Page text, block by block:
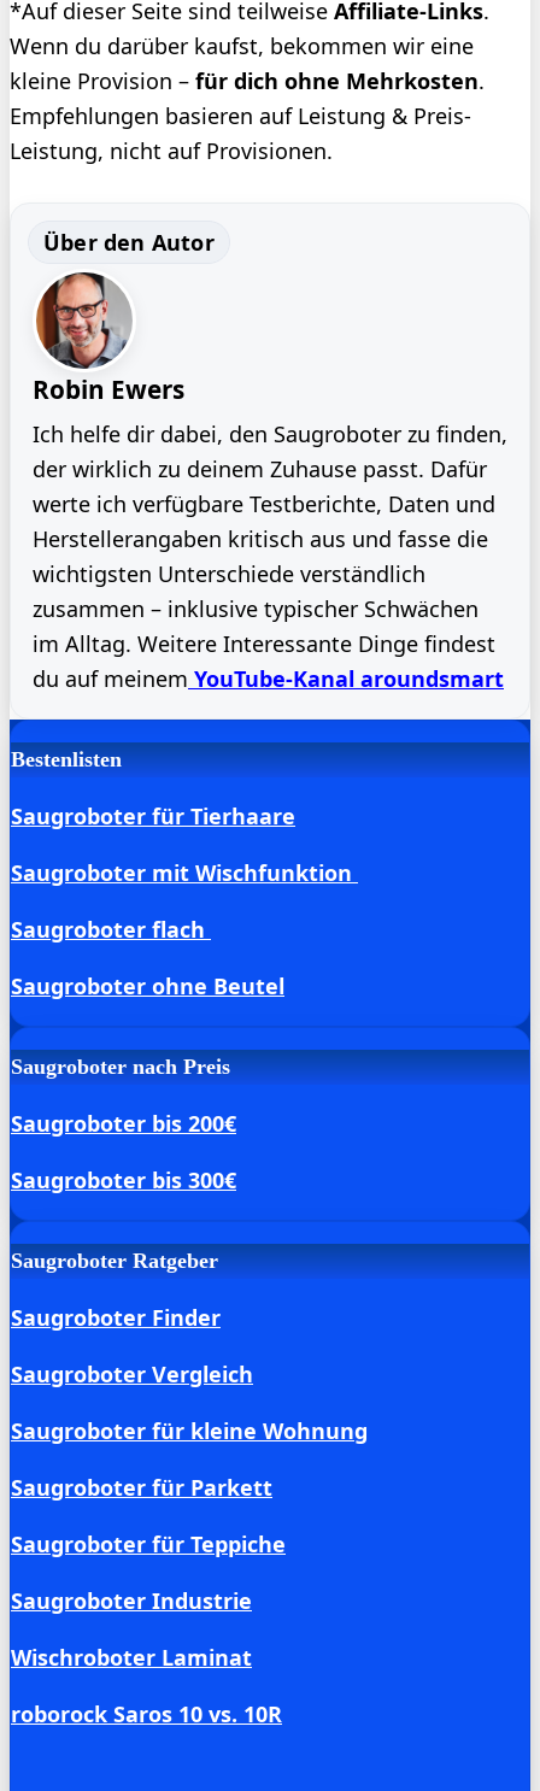
*Auf dieser Seite sind teilweise Affiliate-Links.
Wenn du darüber kaufst, bekommen wir eine
kleine Provision – für dich ohne Mehrkosten.
Empfehlungen basieren auf Leistung & Preis-
Leistung, nicht auf Provisionen.
Über den Autor
Robin Ewers
Ich helfe dir dabei, den Saugroboter zu finden,
der wirklich zu deinem Zuhause passt. Dafür
werte ich verfügbare Testberichte, Daten und
Herstellerangaben kritisch aus und fasse die
wichtigsten Unterschiede verständlich
zusammen – inklusive typischer Schwächen
im Alltag. Weitere Interessante Dinge findest
du auf meinem YouTube-Kanal aroundsmart
Bestenlisten
Saugroboter für Tierhaare
Saugroboter mit Wischfunktion
Saugroboter flach
Saugroboter ohne Beutel
Saugroboter nach Preis
Saugroboter bis 200€
Saugroboter bis 300€
Saugroboter Ratgeber
Saugroboter Finder
Saugroboter Vergleich
Saugroboter für kleine Wohnung
Saugroboter für Parkett
Saugroboter für Teppiche
Saugroboter Industrie
Wischroboter Laminat
roborock Saros 10 vs. 10R